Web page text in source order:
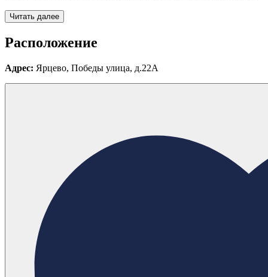
Читать далее
Расположение
Адрес: Ярцево, Победы улица, д.22А